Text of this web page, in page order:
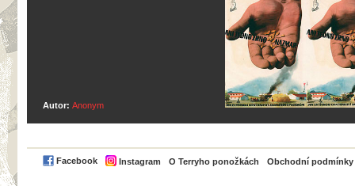
Autor: Anonym
Facebook Instagram O Terryho ponožkách Obchodní podmínky
PayPal